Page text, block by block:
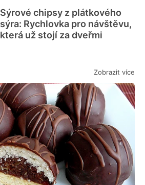
Sýrové chipsy z plátkového
sýra: Rychlovka pro návštěvu,
která už stojí za dveřmi
Zobrazit více